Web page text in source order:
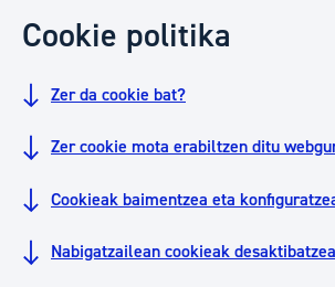
Cookie politika
Zer da cookie bat?
Zer cookie mota erabiltzen ditu
Cookieak baimentzea eta
Nabigatzailean cookieak